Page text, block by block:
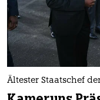
Ältester Staatschef